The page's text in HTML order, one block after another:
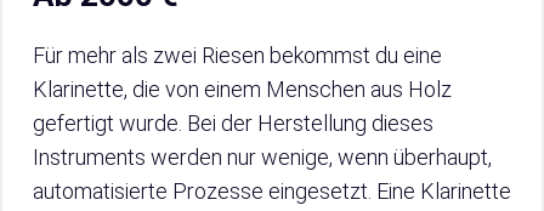
Für mehr als zwei Riesen bekommst du eine
Klarinette, die von einem Menschen aus Holz
gefertigt wurde. Bei der Herstellung dieses
Instruments werden nur wenige, wenn überhaupt,
automatisierte Prozesse eingesetzt. Eine Klarinette